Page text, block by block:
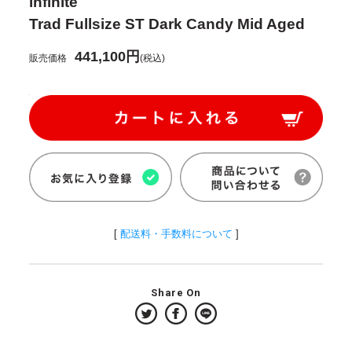
Trad Fullsize ST Dark Candy Mid Aged
販売価格 441,100円(税込)
[ 配送料・手数料について ]
Share On